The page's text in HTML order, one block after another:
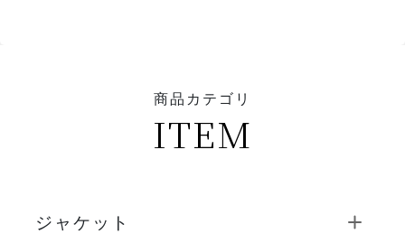
商品カテゴリ
ITEM
ジャケット